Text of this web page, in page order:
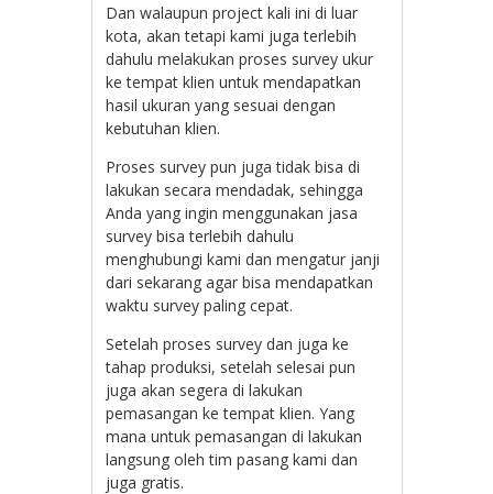
Dan walaupun project kali ini di luar
kota, akan tetapi kami juga terlebih
dahulu melakukan proses survey ukur
ke tempat klien untuk mendapatkan
hasil ukuran yang sesuai dengan
kebutuhan klien.
Proses survey pun juga tidak bisa di
lakukan secara mendadak, sehingga
Anda yang ingin menggunakan jasa
survey bisa terlebih dahulu
menghubungi kami dan mengatur janji
dari sekarang agar bisa mendapatkan
waktu survey paling cepat.
Setelah proses survey dan juga ke
tahap produksi, setelah selesai pun
juga akan segera di lakukan
pemasangan ke tempat klien. Yang
mana untuk pemasangan di lakukan
langsung oleh tim pasang kami dan
juga gratis.